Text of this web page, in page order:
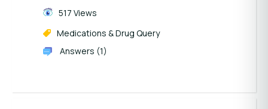
517 Views
Medications & Drug Query
Answers (1)